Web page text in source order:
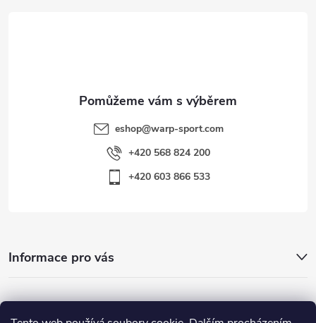
eshop@warp-sport.com
+420 568 824 200
+420 603 866 533
Informace pro vás
Nejhledanější